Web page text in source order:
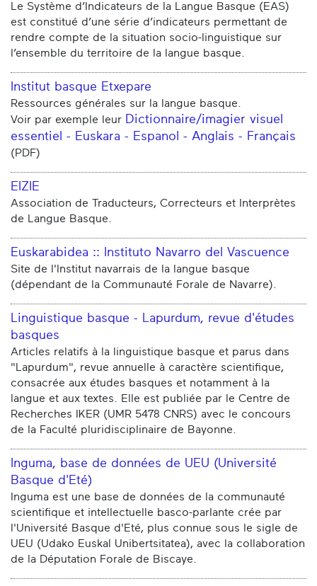
Le Système d’Indicateurs de la Langue Basque (EAS)
est constitué d’une série d’indicateurs permettant de
rendre compte de la situation socio-linguistique sur
l’ensemble du territoire de la langue basque.
Institut basque Etxepare
Ressources générales sur la langue basque.
Voir par exemple leur Dictionnaire/imagier visuel
essentiel - Euskara - Espanol - Anglais - Français
(PDF)
EIZIE
Association de Traducteurs, Correcteurs et Interprètes
de Langue Basque.
Euskarabidea :: Instituto Navarro del Vascuence
Site de l'Institut navarrais de la langue basque
(dépendant de la Communauté Forale de Navarre).
Linguistique basque - Lapurdum, revue d'études
basques
Articles relatifs à la linguistique basque et parus dans
"Lapurdum", revue annuelle à caractère scientifique,
consacrée aux études basques et notamment à la
langue et aux textes. Elle est publiée par le Centre de
Recherches IKER (UMR 5478 CNRS) avec le concours
de la Faculté pluridisciplinaire de Bayonne.
Inguma, base de données de UEU (Université
Basque d'Eté)
Inguma est une base de données de la communauté
scientifique et intellectuelle basco-parlante crée par
l'Université Basque d'Eté, plus connue sous le sigle de
UEU (Udako Euskal Unibertsitatea), avec la collaboration
de la Députation Forale de Biscaye.